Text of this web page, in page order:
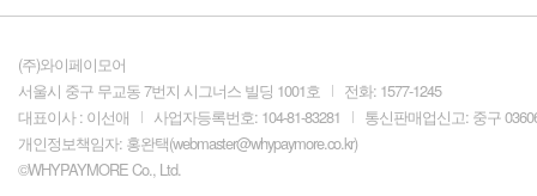
(주)와이페이모어
서울시 중구 무교동 7번지 시그너스 빌딩 1001호
전화: 1577-1245
대표이사 : 이선애
사업자등록번호: 104-81-83281
통신판매업신고: 중구
개인정보책임자: 홍완택(webmaster@whypaymore.co.kr)
©WHYPAYMORE Co., Ltd.